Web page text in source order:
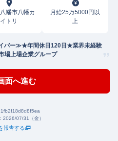
幡市八幡カ
イトリ
月給25万5000円以
上
バー≫★年間休日120日★業界未経験
場上場企業グループ
面へ進む
2026/07/31（金）
報告する